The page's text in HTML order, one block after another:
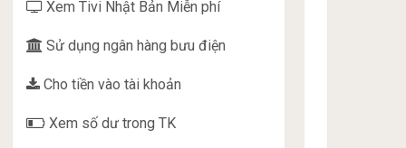
Xem Tivi Nhật Bản Miễn phí
Sử dụng ngân hàng bưu điện
Cho tiền vào tài khoản
Xem số dư trong TK